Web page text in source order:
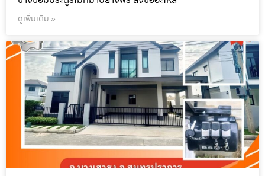
ดูเพิ่มเติม »